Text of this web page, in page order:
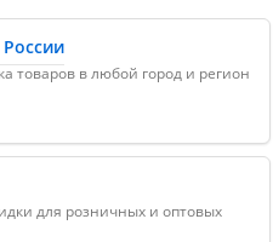
товаров в любой город и регион
для розничных и оптовых